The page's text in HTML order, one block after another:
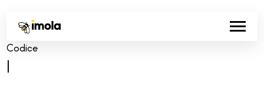
Codice